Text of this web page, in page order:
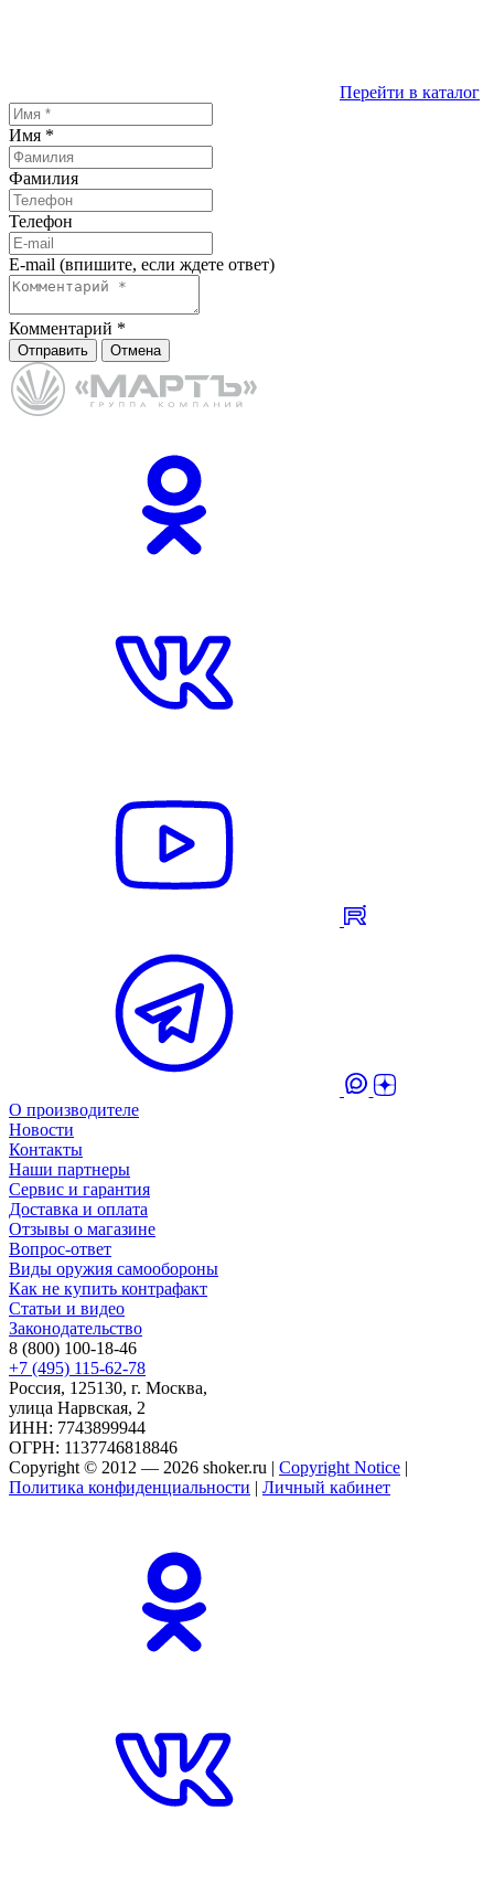
Перейти в каталог
Имя *
Фамилия
Телефон
E-mail (впишите, если ждете ответ)
Комментарий *
Отправить Отмена
О производителе
Новости
Контакты
Наши партнеры
Сервис и гарантия
Доставка и оплата
Отзывы о магазине
Вопрос-ответ
Виды оружия самообороны
Как не купить контрафакт
Статьи и видео
Законодательство
8 (800) 100-18-46
+7 (495) 115-62-78
Россия, 125130, г. Москва,
улица Нарвская, 2
ИНН: 7743899944
ОГРН: 1137746818846
Copyright © 2012 — 2026 shoker.ru | Copyright Notice |
Политика конфиденциальности | Личный кабинет